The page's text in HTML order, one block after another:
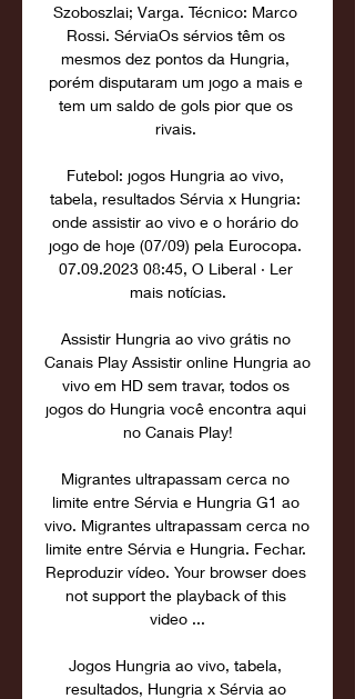
Szoboszlai; Varga. Técnico: Marco
Rossi. SérviaOs sérvios têm os
mesmos dez pontos da Hungria,
porém disputaram um jogo a mais e
tem um saldo de gols pior que os
rivais.
Futebol: jogos Hungria ao vivo,
tabela, resultados Sérvia x Hungria:
onde assistir ao vivo e o horário do
jogo de hoje (07/09) pela Eurocopa.
07.09.2023 08:45, O Liberal · Ler
mais notícias.
Assistir Hungria ao vivo grátis no
Canais Play Assistir online Hungria ao
vivo em HD sem travar, todos os
jogos do Hungria você encontra aqui
no Canais Play!
Migrantes ultrapassam cerca no
limite entre Sérvia e Hungria G1 ao
vivo. Migrantes ultrapassam cerca no
limite entre Sérvia e Hungria. Fechar.
Reproduzir vídeo. Your browser does
not support the playback of this
video ...
Jogos Hungria ao vivo, tabela,
resultados, Hungria x Sérvia ao